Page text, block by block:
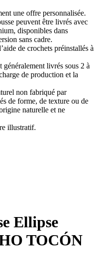
une offre personnalisée.
peuvent être livrés avec
disponibles dans
sans cadre.
de crochets préinstallés à
livrés sous 2 à
de production et la
non fabriqué par
de forme, de texture ou de
naturelle et ne
illustratif.
Ellipse
TOCÓN